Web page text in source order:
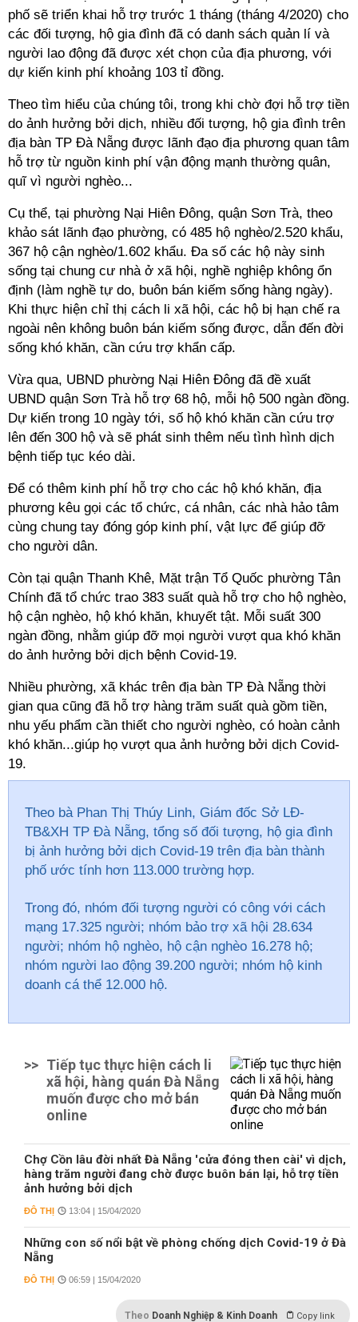
phố sẽ triển khai hỗ trợ trước 1 tháng (tháng 4/2020) cho
các đối tượng, hộ gia đình đã có danh sách quản lí và
người lao động đã được xét chọn của địa phương, với
dự kiến kinh phí khoảng 103 tỉ đồng.
Theo tìm hiểu của chúng tôi, trong khi chờ đợi hỗ trợ tiền
do ảnh hưởng bởi dịch, nhiều đối tượng, hộ gia đình trên
địa bàn TP Đà Nẵng được lãnh đạo địa phương quan tâm
hỗ trợ từ nguồn kinh phí vận động mạnh thường quân,
quĩ vì người nghèo...
Cụ thể, tại phường Nại Hiên Đông, quận Sơn Trà, theo
khảo sát lãnh đạo phường, có 485 hộ nghèo/2.520 khẩu,
367 hộ cận nghèo/1.602 khẩu. Đa số các hộ này sinh
sống tại chung cư nhà ở xã hội, nghề nghiệp không ổn
định (làm nghề tự do, buôn bán kiếm sống hàng ngày).
Khi thực hiện chỉ thị cách li xã hội, các hộ bị hạn chế ra
ngoài nên không buôn bán kiếm sống được, dẫn đến đời
sống khó khăn, cần cứu trợ khẩn cấp.
Vừa qua, UBND phường Nại Hiên Đông đã đề xuất
UBND quận Sơn Trà hỗ trợ 68 hộ, mỗi hộ 500 ngàn đồng.
Dự kiến trong 10 ngày tới, số hộ khó khăn cần cứu trợ
lên đến 300 hộ và sẽ phát sinh thêm nếu tình hình dịch
bệnh tiếp tục kéo dài.
Để có thêm kinh phí hỗ trợ cho các hộ khó khăn, địa
phương kêu gọi các tổ chức, cá nhân, các nhà hảo tâm
cùng chung tay đóng góp kinh phí, vật lực để giúp đỡ
cho người dân.
Còn tại quận Thanh Khê, Mặt trận Tổ Quốc phường Tân
Chính đã tổ chức trao 383 suất quà hỗ trợ cho hộ nghèo,
hộ cận nghèo, hộ khó khăn, khuyết tật. Mỗi suất 300
ngàn đồng, nhằm giúp đỡ mọi người vượt qua khó khăn
do ảnh hưởng bởi dịch bệnh Covid-19.
Nhiều phường, xã khác trên địa bàn TP Đà Nẵng thời
gian qua cũng đã hỗ trợ hàng trăm suất quà gồm tiền,
nhu yếu phẩm cần thiết cho người nghèo, có hoàn cảnh
khó khăn...giúp họ vượt qua ảnh hưởng bởi dịch Covid-
19.
Theo bà Phan Thị Thúy Linh, Giám đốc Sở LĐ-
TB&XH TP Đà Nẵng, tổng số đối tượng, hộ gia đình
bị ảnh hưởng bởi dịch Covid-19 trên địa bàn thành
phố ước tính hơn 113.000 trường hợp.
Trong đó, nhóm đối tượng người có công với cách
mạng 17.325 người; nhóm bảo trợ xã hội 28.634
người; nhóm hộ nghèo, hộ cận nghèo 16.278 hộ;
nhóm người lao động 39.200 người; nhóm hộ kinh
doanh cá thể 12.000 hộ.
>> Tiếp tục thực hiện cách li
xã hội, hàng quán Đà Nẵng
muốn được cho mở bán
online
Chợ Cồn lâu đời nhất Đà Nẵng 'cửa đóng then cài' vì dịch,
hàng trăm người đang chờ được buôn bán lại, hỗ trợ tiền
ảnh hưởng bởi dịch
ĐÔ THỊ 13:04 | 15/04/2020
Những con số nổi bật về phòng chống dịch Covid-19 ở Đà
Nẵng
ĐÔ THỊ 06:59 | 15/04/2020
Theo Doanh Nghiệp & Kinh Doanh Copy link